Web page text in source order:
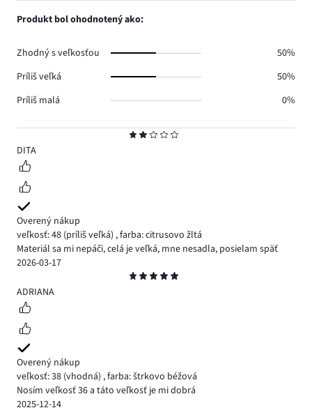
2
DITA
Overený nákup
veľkosť: 48 (príliš veľká) ,farba: citrusovo žltá
Materiál sa mi nepáči, celá je veľká, mne nesadla, posielam späť
2026-03-17
5
ADRIANA
Overený nákup
veľkosť: 38 (vhodná) ,farba: štrkovo béžová
Nosím veľkosť 36 a táto veľkosť je mi dobrá
2025-12-14
Produkt bol ohodnotený ako:
Zhodný s veľkosťou
50%
Príliš veľká
50%
Príliš malá
0%